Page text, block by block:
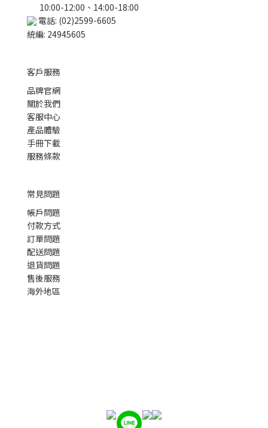
10:00-12:00、14:00-18:00
電話: (02)2599-6605
統編: 24945605
客戶服務
品牌官網
關於我們
客服中心
產品體驗
手冊下載
服務條款
常見問題
帳戶問題
付款方式
訂單問題
配送問題
退貨問題
售後服務
海外地區